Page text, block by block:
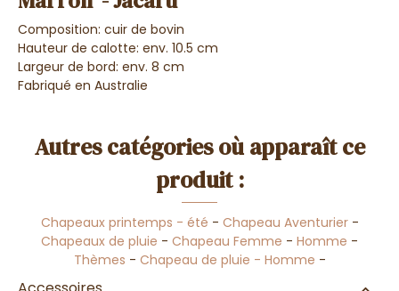
Composition: cuir de bovin
Hauteur de calotte: env. 10.5 cm
Largeur de bord: env. 8 cm
Fabriqué en Australie
Autres catégories où apparaît ce
produit :
Chapeaux printemps - été - Chapeau Aventurier-
Chapeaux de pluie - Chapeau Femme - Homme -
Thèmes - Chapeau de pluie - Homme -